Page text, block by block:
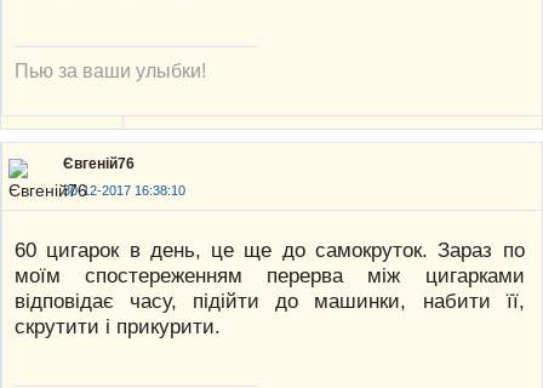
Пью за ваши улыбки!
Євгеній76
30-12-2017 16:38:10
60 цигарок в день, це ще до самокруток. Зараз по
моїм спостереженням перерва між цигарками
відповідає часу, підійти до машинки, набити її,
скрутити і прикурити.